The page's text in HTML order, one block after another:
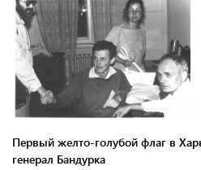
Первый желто-голубой флаг в
генерал Бандурка